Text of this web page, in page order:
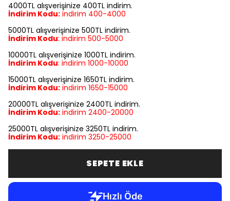
4000TL alışverişinize 400TL indirim.
İndirim Kodu: indirim 400-4000
5000TL alışverişinize 500TL indirim.
İndirim Kodu: indirim 500-5000
10000TL alışverişinize 1000TL indirim.
İndirim Kodu: indirim 1000-10000
15000TL alışverişinize 1650TL indirim.
İndirim Kodu: indirim 1650-15000
20000TL alışverişinize 2400TL indirim.
İndirim Kodu: indirim 2400-20000
25000TL alışverişinize 3250TL indirim.
İndirim Kodu: indirim 3250-25000
SEPETE EKLE